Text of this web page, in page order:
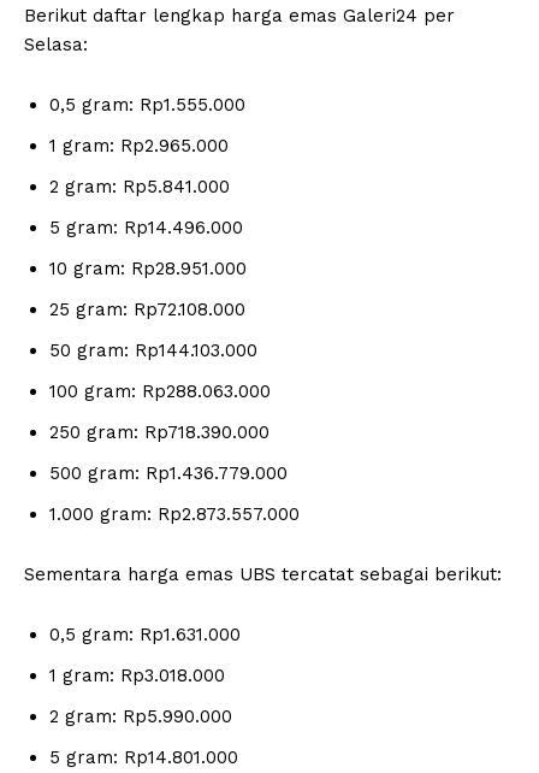
Berikut daftar lengkap harga emas Galeri24 per
Selasa:
0,5 gram: Rp1.555.000
1 gram: Rp2.965.000
2 gram: Rp5.841.000
5 gram: Rp14.496.000
10 gram: Rp28.951.000
25 gram: Rp72.108.000
50 gram: Rp144.103.000
100 gram: Rp288.063.000
250 gram: Rp718.390.000
500 gram: Rp1.436.779.000
1.000 gram: Rp2.873.557.000
Sementara harga emas UBS tercatat sebagai berikut:
0,5 gram: Rp1.631.000
1 gram: Rp3.018.000
2 gram: Rp5.990.000
5 gram: Rp14.801.000